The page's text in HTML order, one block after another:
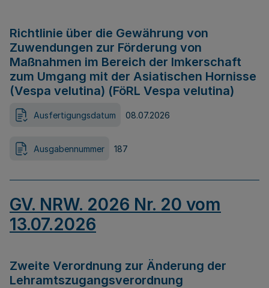
Richtlinie über die Gewährung von
Zuwendungen zur Förderung von
Maßnahmen im Bereich der Imkerschaft
zum Umgang mit der Asiatischen Hornisse
(Vespa velutina) (FöRL Vespa velutina)
Ausfertigungsdatum 08.07.2026
Ausgabennummer 187
GV. NRW. 2026 Nr. 20 vom
13.07.2026
Zweite Verordnung zur Änderung der
Lehramtszugangsverordnung